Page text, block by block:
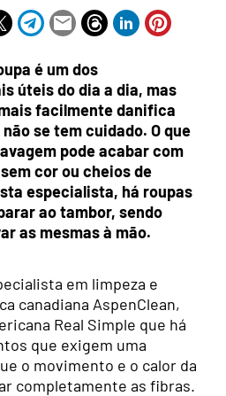
é um dos
úteis do dia a dia, mas
facilmente danifica
se tem cuidado. O que
pode acabar com
cor ou cheios de
especialista, há roupas
ao tambor, sendo
as mesmas à mão.
em limpeza e
canadiana AspenClean,
Real Simple que há
que exigem uma
o movimento e o calor da
completamente as fibras.